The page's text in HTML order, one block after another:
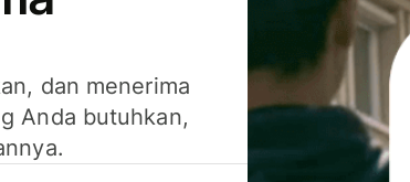
dan menerima
Anda butuhkan,